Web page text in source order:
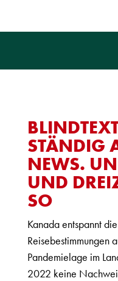
STÄNDIG
NEWS.
UND
SO
Kanada entspannt
Reisebestimmungen
Pandemielage im
2022 keine